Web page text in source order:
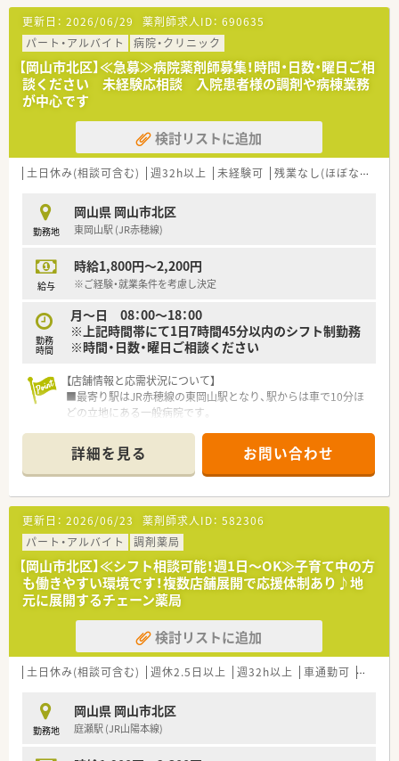
【募集背景と求める人物像について】
■欠員補充を目的としており、即戦力として活躍できる経験者の
方を積極的に募集しています。
■忙しい店舗でもテキパキと業務をこなし、チームワークを大切
にできる方を歓迎します。
■調剤未経験の方でもやる気があれば応募可能で、丁寧に指導す
る体制が整っています。
【法人特徴について】
■一般財団法人積善会が運営しており、岡山大学病院内での支援
事業も行うなど経営基盤は盤石です。
配がなく腰を据えて働けます。
■現場の声を大切にし、業務効率化のための設備投資や環境整備
に積極的に取り組む法人です。
更新日： 2026/06/29 薬剤師求人ID： 690635
パート・アルバイト
病院・クリニック
【岡山市北区】≪急募≫病院薬剤師募集！時間・日数・曜日ご相
談ください 未経験応相談 入院患者様の調剤や病棟業務
が中心です
検討リストに追加
土日休み(相談可含む) 週32h以上 未経験可 残業なし(ほぼなし含む)
勤務地
岡山県 岡山市北区
東岡山駅 (JR赤穂線)
給与
時給1,800円～2,200円
※ご経験・就業条件を考慮し決定
勤務
時間
月～日 08：00～18：00
※上記時間帯にて1日7時間45分以内のシフト制勤務
※時間・日数・曜日ご相談ください
【店舗情報と応需状況について】
■最寄り駅はJR赤穂線の東岡山駅となり、駅からは車で10分ほ
どの立地にある一般病院です。
リハビリテーション科など多岐にわたります。
■現在、常勤薬剤師2名体制で業務を行っており、今回は増員の
ための募集となります。
【募集背景と求める人物像について】
■病院薬剤師としての体制強化を目指しており、今回新たに薬剤
師を増員募集することになりました。
■病院勤務が未経験の方やブランクがある方でも、丁寧に指導し
ますので安心してご応募いただけます。
■チーム医療の一員として、他職種と連携しながら前向きに業務
に取り組んでくださる方を歓迎します。
【法人特徴について】
■岡山県南東部地域において、脳神経疾患の専門医療機関として
地域医療を支えている医療法人です。
営基盤のもとで働くことができます。
■従業員の働きやすさを第一に考え、有給休暇の取得率向上や意
見のヒアリングを積極的に行っています。
詳細を見る お問い合わせ
更新日： 2026/06/23 薬剤師求人ID： 582306
パート・アルバイト
調剤薬局
【岡山市北区】≪シフト相談可能！週1日～OK≫子育て中の方
も働きやすい環境です！複数店舗展開で応援体制あり♪地
元に展開するチェーン薬局
検討リストに追加
土日休み(相談可含む) 週休2.5日以上 週32h以上 車通勤可 シフト
勤務地
岡山県 岡山市北区
庭瀬駅 (JR山陽本線)